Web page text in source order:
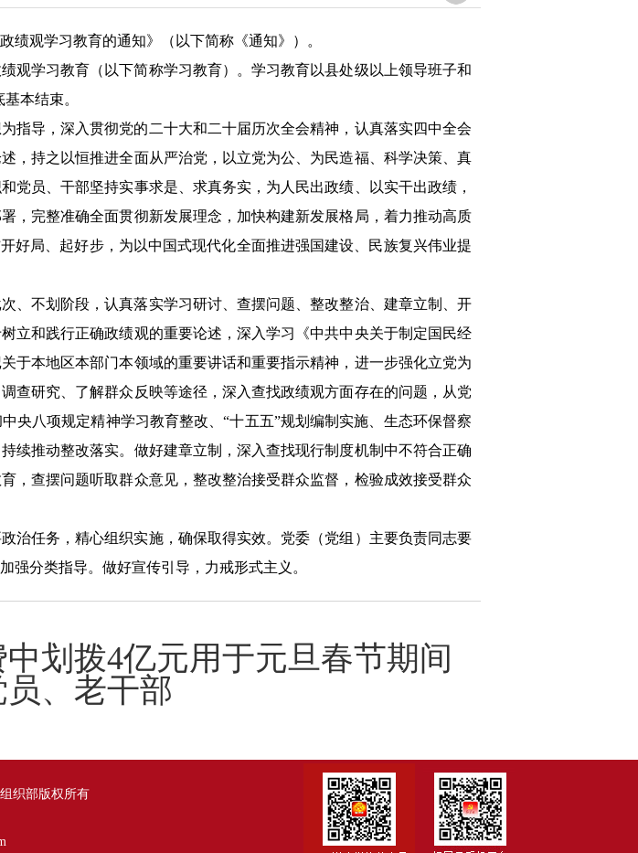
绩观学习教育的通知》（以下简称《通知》）。
观学习教育（以下简称学习教育）。学习教育以县处级以上领导班子和
本结束。
指导，深入贯彻党的二十大和二十届历次全会精神，认真落实四中全会
，持之以恒推进全面从严治党，以立党为公、为民造福、科学决策、真
党员、干部坚持实事求是、求真务实，为人民出政绩、以实干出政绩，
，完整准确全面贯彻新发展理念，加快构建新发展格局，着力推动高质
好局、起好步，为以中国式现代化全面推进强国建设、民族复兴伟业提
、不划阶段，认真落实学习研讨、查摆问题、整改整治、建章立制、开
立和践行正确政绩观的重要论述，深入学习《中共中央关于制定国民经
于本地区本部门本领域的重要讲话和重要指示精神，进一步强化立党为
查研究、了解群众反映等途径，深入查找政绩观方面存在的问题，从党
央八项规定精神学习教育整改、“十五五”规划编制实施、生态环保督察
续推动整改落实。做好建章立制，深入查找现行制度机制中不符合正确
，查摆问题听取群众意见，整改整治接受群众监督，检验成效接受群众
治任务，精心组织实施，确保取得实效。党委（党组）主要负责同志要
强分类指导。做好宣传引导，力戒形式主义。
划拨4亿元用于元旦春节期间
、老干部
组织部版权所有